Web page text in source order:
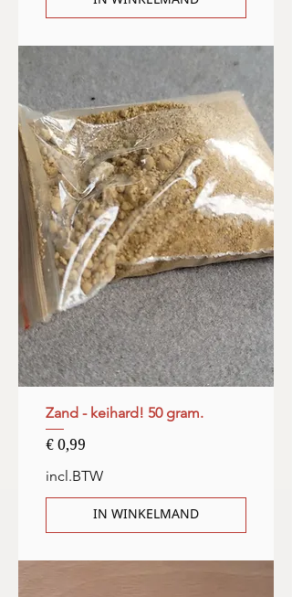
Zand - keihard! 50 gram.
Prijs
€ 0,99
incl.BTW
IN WINKELMAND